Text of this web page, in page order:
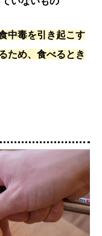
中毒を引き起こす
ため、食べるとき